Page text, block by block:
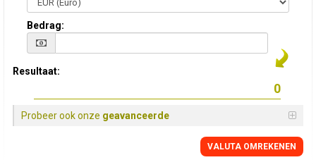
Bedrag:
Resultaat:
Probeer ook onze geavanceerde
VALUTA OMREKENEN